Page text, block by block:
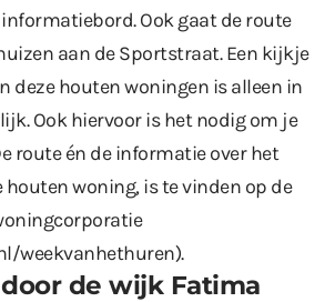
Ook gaat de route
aan de Sportstraat. Een kijkje
deze houten woningen is alleen in
Ook hiervoor is het nodig om je
route én de informatie over het
houten woning, is te vinden op de
weekvanhethuren).
de wijk Fatima